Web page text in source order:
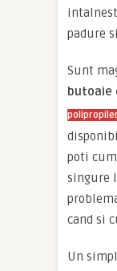
padure
Sunt
butoaie
poti
singure
cand si
Un